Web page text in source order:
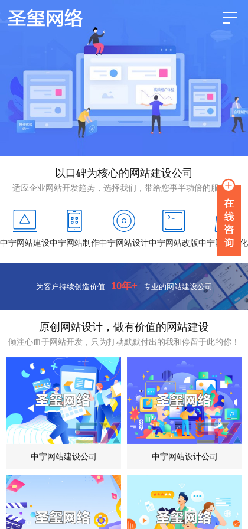
以口碑为核心的网站建设公司
适应企业网站开发趋势，选择我们，带给您事半功倍的服务！
中宁网站建设中宁网站制作中宁网站设计中宁网站改版中宁网站优化
为客户持续创造价值 10年+ 专业的网站建设公司
原创网站设计，做有价值的网站建设
倾注心血于网站开发，只为打动默默付出的我和停留于此的你！
中宁网站建设公司 中宁网站设计公司